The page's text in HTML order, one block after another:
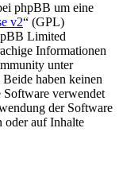
phpBB um eine
v2“ (GPL)
Limited
Informationen
unter
haben keinen
verwendet
der Software
oder auf Inhalte